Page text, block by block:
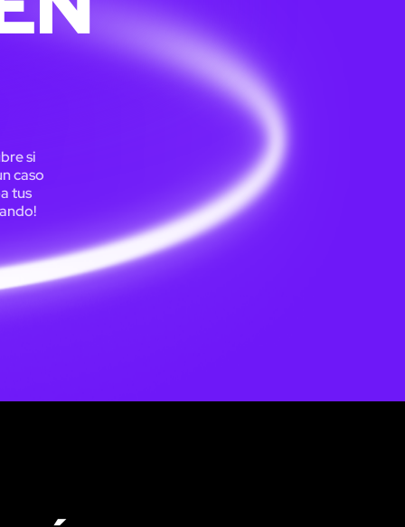
si
caso
tus